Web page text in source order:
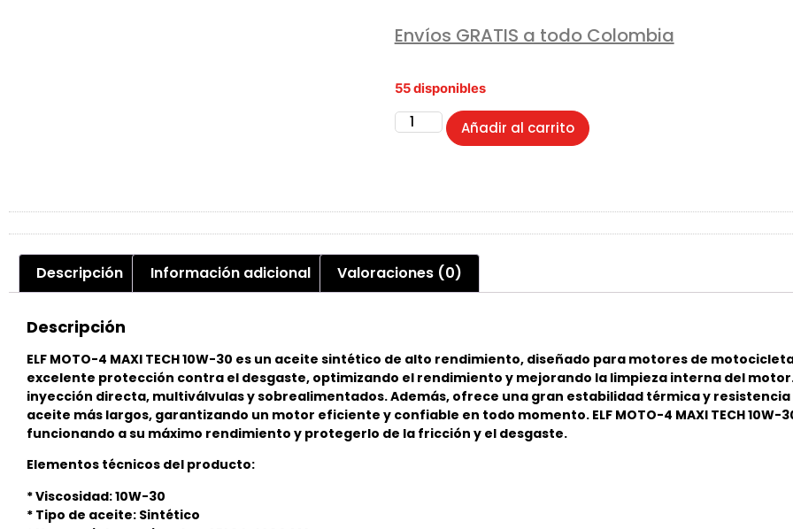
Envíos GRATIS a todo Colombia
55 disponibles
Añadir al carrito
Descripción Información adicional Valoraciones (0)
Descripción
ELF MOTO-4 MAXI TECH 10W-30 es un aceite sintético de alto rendimiento, diseñado para motores de
excelente protección contra el desgaste, optimizando el rendimiento y mejorando la limpieza interna del
inyección directa, multiválvulas y sobrealimentados. Además, ofrece una gran estabilidad térmica y
aceite más largos, garantizando un motor eficiente y confiable en todo momento. ELF MOTO-4 MAXI TECH
funcionando a su máximo rendimiento y protegerlo de la fricción y el desgaste.​
Elementos técnicos del producto:
* Viscosidad: 10W-30
* Tipo de aceite: Sintético